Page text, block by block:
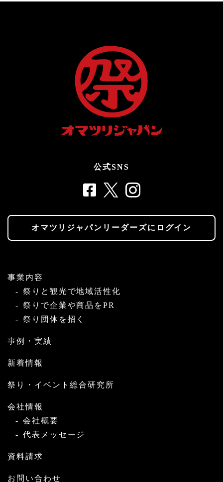
公式SNS
オマツリジャパンリーダーズにログイン
事業内容
祭りと観光で地域活性化
祭りで企業や商品をPR
祭り団体を招く
事例・実績
新着情報
祭り・イベント総合研究所
会社情報
会社概要
代表メッセージ
資料請求
お問い合わせ